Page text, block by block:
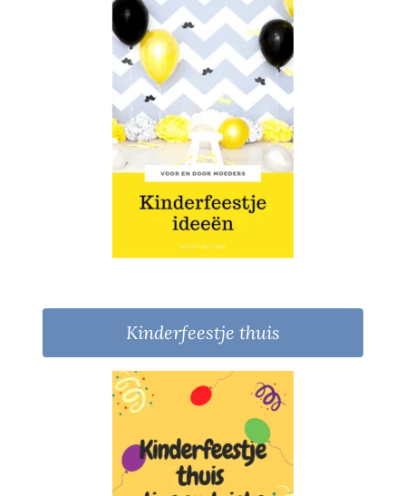
Kinderfeestje thuis